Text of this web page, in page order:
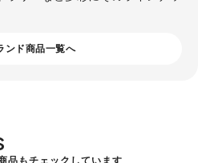
ンド商品一覧へ
品もチェックしています